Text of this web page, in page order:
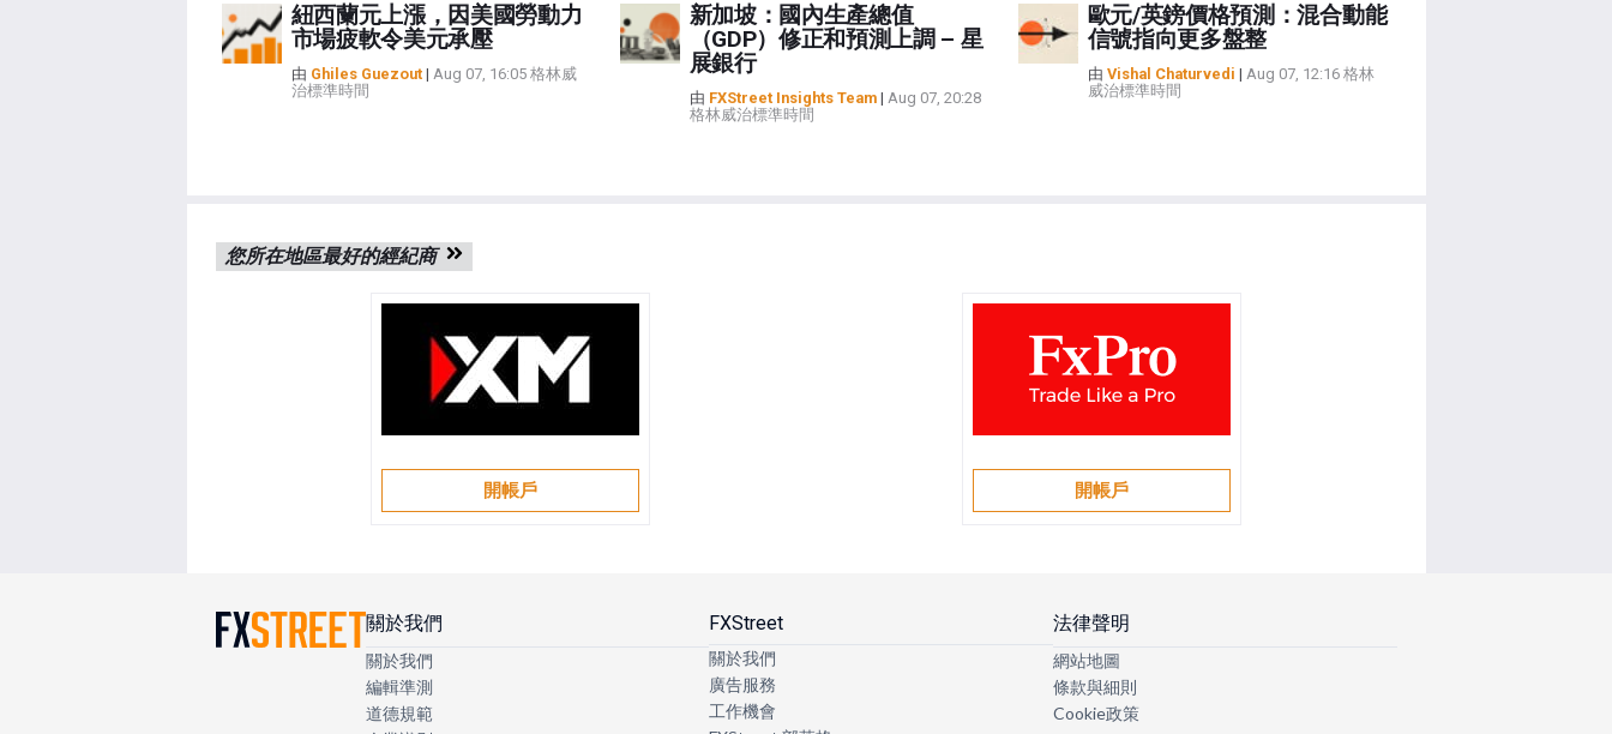
紐西蘭元上漲，因美國勞動力
市場疲軟令美元承壓
由 Ghiles Guezout| Aug 07, 16:05 格林威
治標準時間
新加坡：國內生產總值
（GDP）修正和預測上調 – 星
展銀行
由 FXStreet Insights Team| Aug 07, 20:28
格林威治標準時間
歐元/英鎊價格預測：混合動能
信號指向更多盤整
由 Vishal Chaturvedi | Aug 07, 12:16 格林
威治標準時間
您所在地區最好的經紀商
開帳戶 開帳戶
關於我們
關於我們
編輯準測
道德規範
FXStreet
關於我們
廣告服務
工作機會
法律聲明
網站地圖
條款與細則
Cookie政策